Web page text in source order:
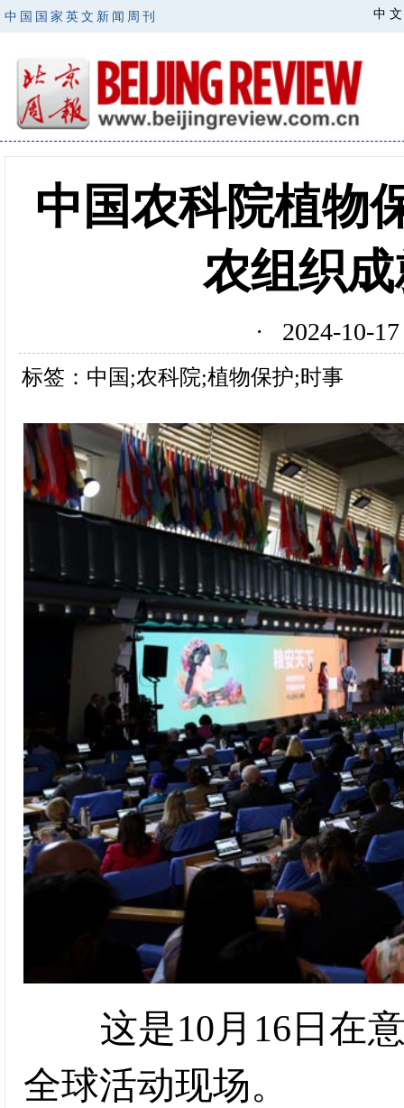
中国国家英文新闻周刊 中 文
中国农科院植物
农组织
· 2024-10-
标签：中国;农科院;植物保护;时事
这是10月16日在意
全球活动现场。